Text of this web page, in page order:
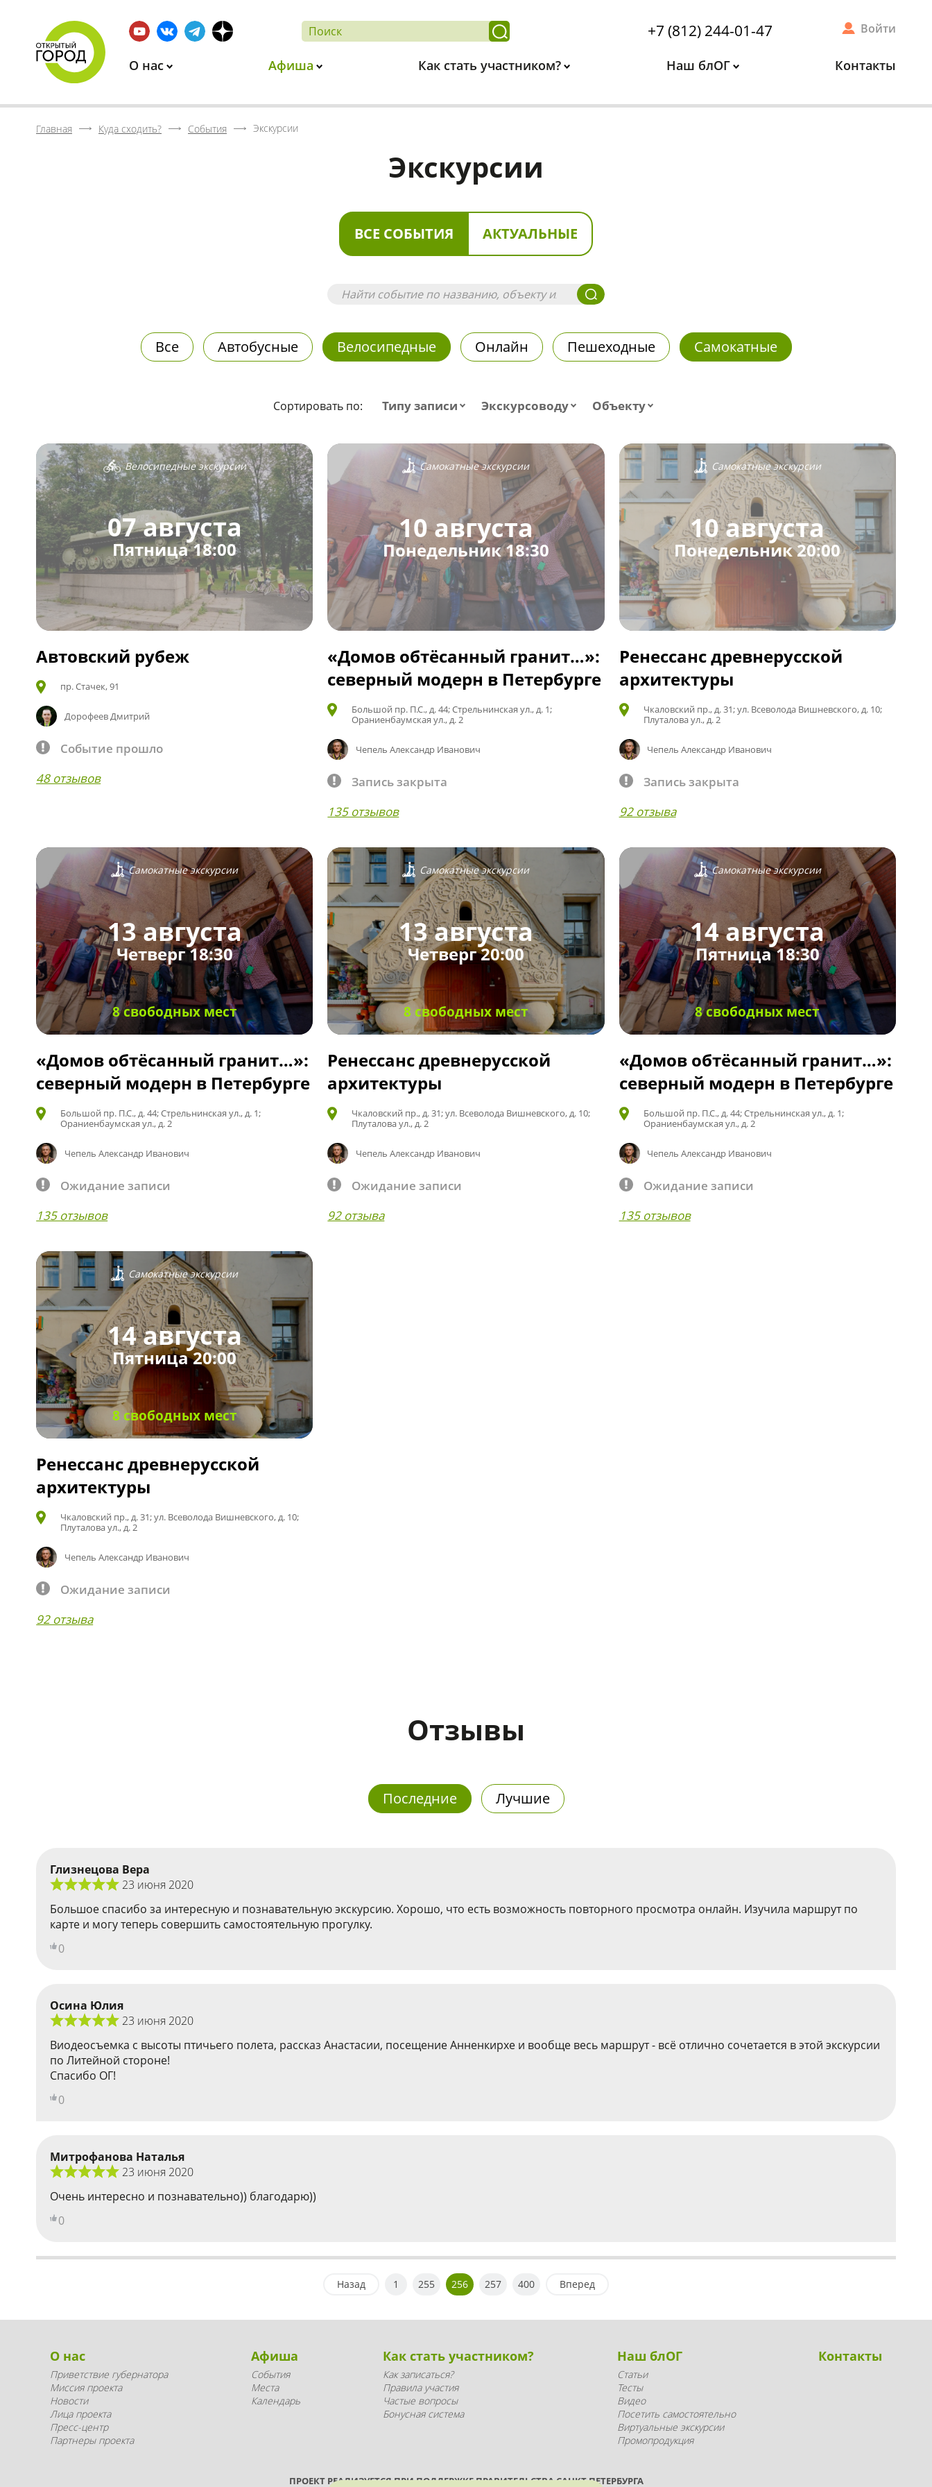
+7 (812) 244-01-47 Войти
О нас Афиша Как стать участником? Наш блОГ Контакты
Главная Куда сходить? События Экскурсии
Экскурсии
ВСЕ СОБЫТИЯ АКТУАЛЬНЫЕ
Все Автобусные Велосипедные Онлайн Пешеходные Самокатные
Сортировать по: Типу записи Экскурсоводу Объекту
Велосипедные экскурсии
07 августа
Пятница 18:00
Автовский рубеж
пр. Стачек, 91
Дорофеев Дмитрий
Событие прошло
48 отзывов
Самокатные экскурсии
10 августа
Понедельник 18:30
«Домов обтёсанный гранит…»:
северный модерн в Петербурге
Большой пр. П.С., д. 44; Стрельнинская ул., д. 1;
Ораниенбаумская ул., д. 2
Чепель Александр Иванович
Запись закрыта
135 отзывов
Самокатные экскурсии
10 августа
Понедельник 20:00
Ренессанс древнерусской
архитектуры
Чкаловский пр., д. 31; ул. Всеволода Вишневского, д. 10;
Плуталова ул., д. 2
Чепель Александр Иванович
Запись закрыта
92 отзыва
Самокатные экскурсии
13 августа
Четверг 18:30
8 свободных мест
«Домов обтёсанный гранит…»:
северный модерн в Петербурге
Большой пр. П.С., д. 44; Стрельнинская ул., д. 1;
Ораниенбаумская ул., д. 2
Чепель Александр Иванович
Ожидание записи
135 отзывов
Самокатные экскурсии
13 августа
Четверг 20:00
8 свободных мест
Ренессанс древнерусской
архитектуры
Чкаловский пр., д. 31; ул. Всеволода Вишневского, д. 10;
Плуталова ул., д. 2
Чепель Александр Иванович
Ожидание записи
92 отзыва
Самокатные экскурсии
14 августа
Пятница 18:30
8 свободных мест
«Домов обтёсанный гранит…»:
северный модерн в Петербурге
Большой пр. П.С., д. 44; Стрельнинская ул., д. 1;
Ораниенбаумская ул., д. 2
Чепель Александр Иванович
Ожидание записи
135 отзывов
Самокатные экскурсии
14 августа
Пятница 20:00
8 свободных мест
Ренессанс древнерусской
архитектуры
Чкаловский пр., д. 31; ул. Всеволода Вишневского, д. 10;
Плуталова ул., д. 2
Чепель Александр Иванович
Ожидание записи
92 отзыва
Отзывы
Последние Лучшие
Глизнецова Вера
23 июня 2020
Большое спасибо за интересную и познавательную экскурсию. Хорошо, что есть возможность повторного просмотра онлайн. Изучила маршрут по
карте и могу теперь совершить самостоятельную прогулку.
0
Осина Юлия
23 июня 2020
Виодеосъемка с высоты птичьего полета, рассказ Анастасии, посещение Анненкирхе и вообще весь маршрут - всё отлично сочетается в этой экскурсии
по Литейной стороне!
Спасибо ОГ!
0
Митрофанова Наталья
23 июня 2020
Очень интересно и познавательно)) благодарю))
0
Назад 1 255 256 257 400 Вперед
О нас
Приветствие губернатора
Миссия проекта
Новости
Лица проекта
Пресс-центр
Партнеры проекта
Афиша
События
Места
Календарь
Как стать участником?
Как записаться?
Правила участия
Частые вопросы
Бонусная система
Наш блОГ
Статьи
Тесты
Видео
Посетить самостоятельно
Виртуальные экскурсии
Промопродукция
Контакты
ПРОЕКТ РЕАЛИЗУЕТСЯ ПРИ ПОДДЕРЖКЕ ПРАВИТЕЛЬСТВА САНКТ-ПЕТЕРБУРГА